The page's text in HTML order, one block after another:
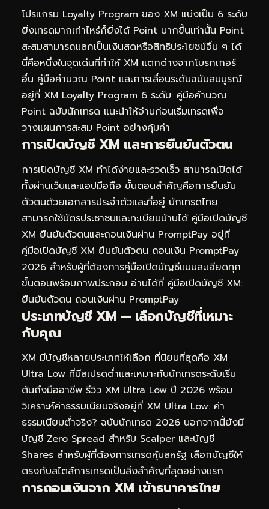
โปรแกรม Loyalty Program ของ XM แบ่งเป็น 6 ระดับ
ยิ่งเทรดมากเท่าไหร่ก็ยิ่งได้ Point มากขึ้นเท่านั้น Point
สะสมสามารถแลกเป็นเงินสดหรือสิทธิประโยชน์อื่น ๆ ได้
นี่คือหนึ่งในจุดเด่นที่ทำให้ XM แตกต่างจากโบรกเกอร์
อื่น คู่มือคำนวณ Point และการเลื่อนระดับฉบับสมบูรณ์
อยู่ที่ XM Loyalty Program 6 ระดับ: คู่มือคำนวณ
Point ฉบับนักเทรด แนะนำให้อ่านก่อนเริ่มเทรดเพื่อ
วางแผนการสะสม Point อย่างคุ้มค่า
การเปิดบัญชี XM และการยืนยันตัวตน
การเปิดบัญชี XM ทำได้ง่ายและรวดเร็ว สามารถเปิดได้
ทั้งผ่านเว็บและแอปมือถือ ขั้นตอนสำคัญคือการยืนยัน
ตัวตนด้วยเอกสารประจำตัวและที่อยู่ นักเทรดไทย
สามารถใช้บัตรประชาชนและทะเบียนบ้านได้ คู่มือเปิดบัญชี
XM ยืนยันตัวตนและถอนเงินผ่าน PromptPay อยู่ที่
คู่มือเปิดบัญชี XM ยืนยันตัวตน ถอนเงิน PromptPay
2026 สำหรับผู้ที่ต้องการคู่มือเปิดบัญชีแบบละเอียดทุก
ขั้นตอนพร้อมภาพประกอบ อ่านได้ที่ คู่มือเปิดบัญชี XM:
ยืนยันตัวตน ถอนเงินผ่าน PromptPay
ประเภทบัญชี XM — เลือกบัญชีที่เหมาะ
กับคุณ
XM มีบัญชีหลายประเภทให้เลือก ที่นิยมที่สุดคือ XM
Ultra Low ที่มีสเปรดต่ำและเหมาะกับนักเทรดระดับเริ่ม
ต้นถึงมืออาชีพ รีวิว XM Ultra Low ปี 2026 พร้อม
วิเคราะห์ค่าธรรมเนียมจริงอยู่ที่ XM Ultra Low: ค่า
ธรรมเนียมต่ำจริง? ฉบับนักเทรด 2026 นอกจากนี้ยังมี
บัญชี Zero Spread สำหรับ Scalper และบัญชี
Shares สำหรับผู้ที่ต้องการเทรดหุ้นสหรัฐ เลือกบัญชีให้
ตรงกับสไตล์การเทรดเป็นสิ่งสำคัญที่สุดอย่างแรก
การถอนเงินจาก XM เข้าธนาคารไทย